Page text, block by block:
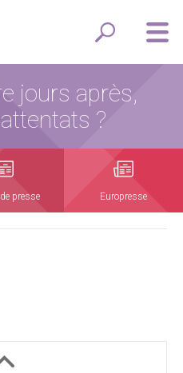
jours après,
?
presse Europresse